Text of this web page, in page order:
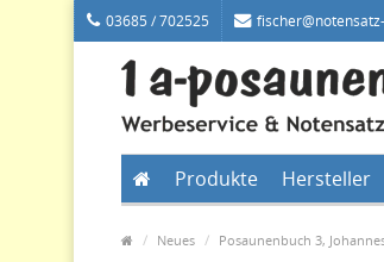
03685 / 702525
Produkte Hersteller
Neues Posaunenbuch 3,